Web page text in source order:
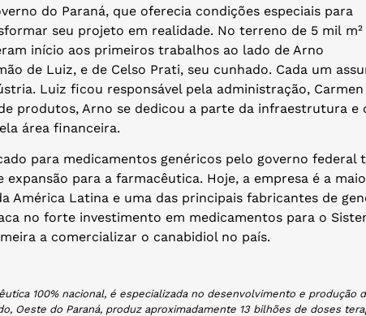
do Paraná, que oferecia condições especiais para
seu projeto em realidade. No terreno de 5 mil m²
início aos primeiros trabalhos ao lado de Arno
de Luiz, e de Celso Prati, seu cunhado. Cada um
Luiz ficou responsável pela administração, Carmen
produtos, Arno se dedicou a parte da infraestrutura e
área financeira.
para medicamentos genéricos pelo governo federal
para a farmacêutica. Hoje, a empresa é a
América Latina e uma das principais fabricantes de
no forte investimento em medicamentos para o
a comercializar o canabidiol no país.
100% nacional, é especializada no desenvolvimento e produção
Oeste do Paraná, produz aproximadamente 13 bilhões de doses